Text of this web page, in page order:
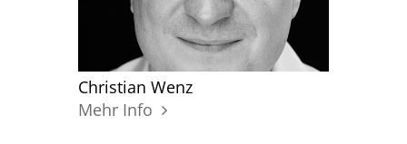
Christian Wenz
Mehr Info